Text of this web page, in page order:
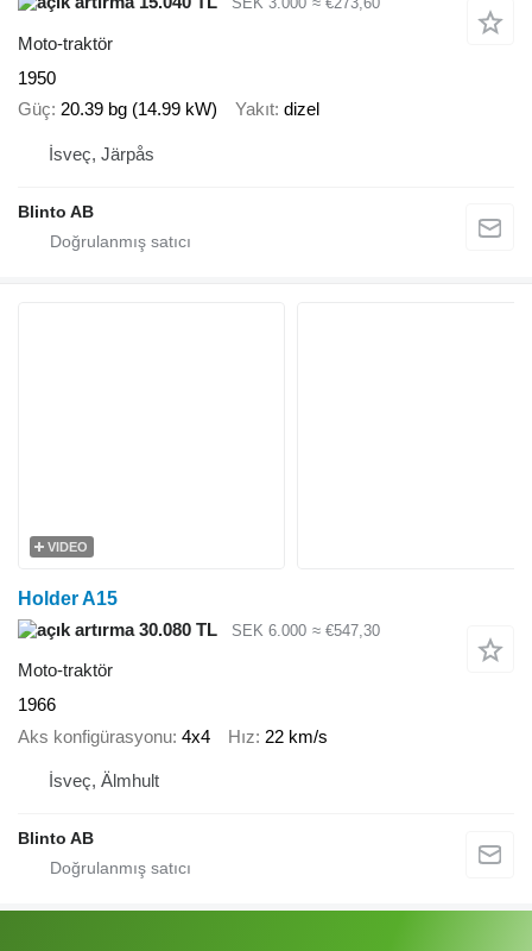
Moto-traktör
1950
Güç 20.39 bg (14.99 kW) Yakıt dizel
İsveç, Järpås
Blinto AB
VIDEO
Holder A15
30.080 TL
SEK 6.000 ≈ €547,30
Moto-traktör
1966
Aks konfigürasyonu 4x4 Hız 22 km/s
İsveç, Älmhult
Blinto AB